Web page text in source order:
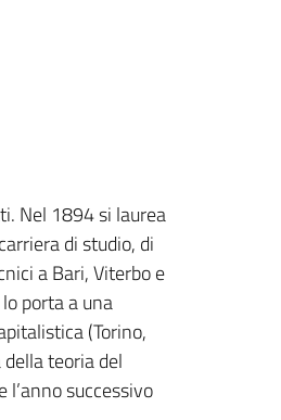
Nel 1894 si laurea
di studio, di
a Bari, Viterbo e
porta a una
(Torino,
teoria del
l’anno successivo